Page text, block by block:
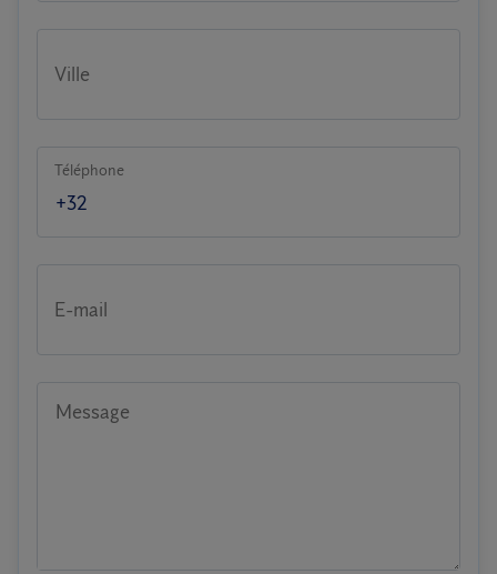
Ville
Téléphone
E-mail
Message